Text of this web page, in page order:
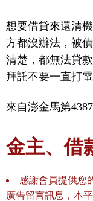
想要借貸來還清
方都沒辦法，被
清楚，都無法貸
拜託不要一直打
來自澎金馬第
金主、借
感謝會員提供您
廣告留言訊息，本